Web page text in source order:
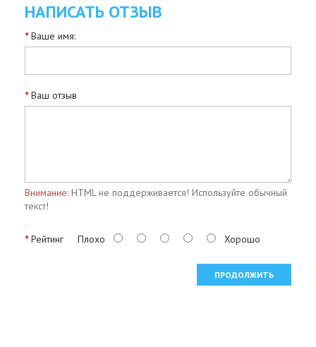
НАПИСАТЬ ОТЗЫВ
Ваше имя:
Ваш отзыв
Внимание: HTML не поддерживается! Используйте обычный
текст!
Рейтинг Плохо Хорошо
ПРОДОЛЖИТЬ